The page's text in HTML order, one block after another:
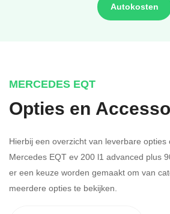
Autokosten
MERCEDES EQT
Opties en
Hierbij een overzicht van leverbare
Mercedes EQT ev 200 l1 advanced plus
er een keuze worden gemaakt om van
meerdere opties te bekijken.